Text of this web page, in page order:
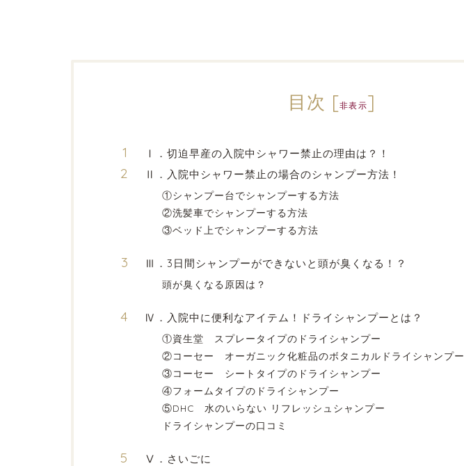
目次 [非表示]
Ⅰ．切迫早産の入院中シャワー禁止の理由は？！
Ⅱ．入院中シャワー禁止の場合のシャンプー方法！
①シャンプー台でシャンプーする方法
②洗髪車でシャンプーする方法
③ベッド上でシャンプーする方法
Ⅲ．3日間シャンプーができないと頭が臭くなる！？
頭が臭くなる原因は？
Ⅳ．入院中に便利なアイテム！ドライシャンプーとは？
①資生堂 スプレータイプのドライシャンプー
②コーセー オーガニック化粧品のボタニカルドライシャンプー
③コーセー シートタイプのドライシャンプー
④フォームタイプのドライシャンプー
⑤DHC 水のいらない リフレッシュシャンプー
ドライシャンプーの口コミ
Ⅴ．さいごに